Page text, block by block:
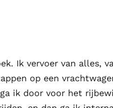
Ik vervoer van alles,
op een
ik door voor het